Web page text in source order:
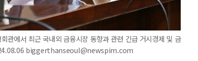
관에서 최근 국내외 금융시장 동향과 관련 긴급 거시경제 및 금
biggerthanseoul@newspim.com